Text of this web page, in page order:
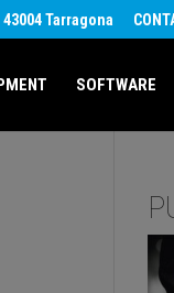
Tarragona
SOFTWARE